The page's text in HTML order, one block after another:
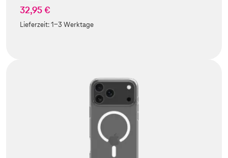
32,95 €
Lieferzeit:1-3 Werktage